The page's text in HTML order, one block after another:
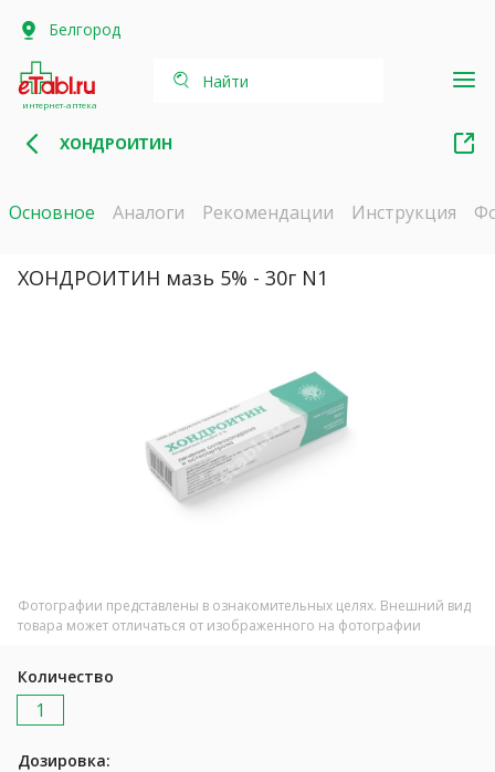
Белгород
интернет-аптека
Найти
ХОНДРОИТИН
Основное Аналоги Рекомендации Инструкция
ХОНДРОИТИН мазь 5% - 30г N1
Фотографии представлены в ознакомительных целях. Внешний вид
товара может отличаться от изображенного на фотографии
Количество
1
Дозировка: